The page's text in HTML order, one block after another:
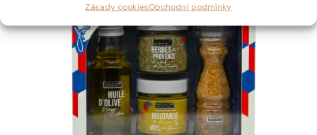
Zásady cookiesObchodní podmínky